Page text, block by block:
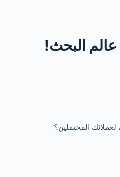
البحث!
المحتملين؟